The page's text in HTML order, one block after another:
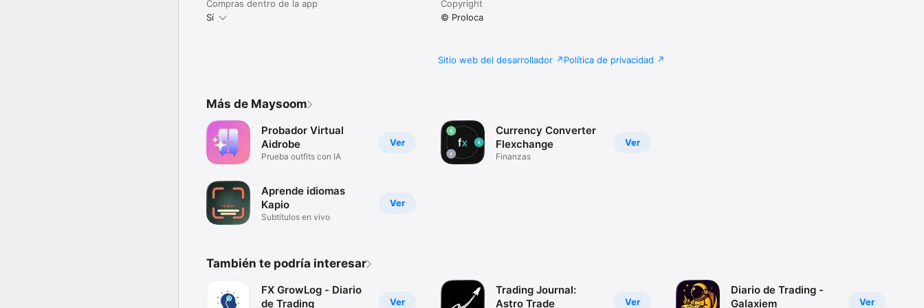
Compras dentro de la app
Sí
Copyright
© Proloca
Sitio web del desarrollador Política de privacidad
Más de Maysoom
Ver
Probador Virtual
Aidrobe
Prueba outfits con IA
Ver
Aprende idiomas
Kapio
Subtítulos en vivo
Ver
Currency Converter
Flexchange
Finanzas
También te podría interesar
Ver
FX GrowLog - Diario
de Trading
Ver
Trading Journal:
Astro Trade
Ver
Diario de Trading -
Galaxiem